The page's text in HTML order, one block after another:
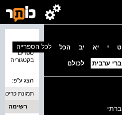
ט י יא יב הכל
ערבית לכולם
ספרים
בקטגוריה
לכל הספרייה
הצג ע''פ:
תמונת כריכה
רשימה